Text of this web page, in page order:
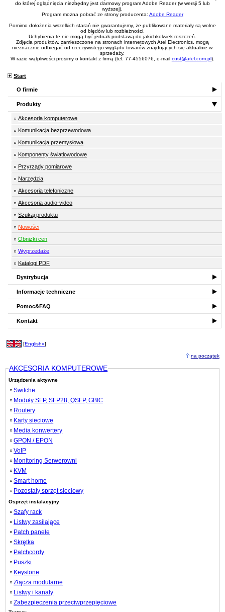
do której oglądnięcia niezbędny jest darmowy program Adobe Reader (w wersji 5 lub
wyższej).
Program można pobrać ze strony producenta: Adobe Reader
Pomimo dołożenia wszelkich starań nie gwarantujemy, że publikowane materiały są wolne
od błędów lub rozbieżności.
Uchybienia te nie mogą być jednak podstawą do jakichkolwiek roszczeń.
Zdjęcia produktów, zamieszczone na stronach internetowych Atel Electronics, mogą
nieznacznie odbiegać od rzeczywistego wyglądu towarów znajdujących się aktualnie w
sprzedaży.
W razie wątpliwości prosimy o kontakt z firmą (tel. 77-4556076, e-mail cust@atel.com.pl).
Start
O firmie
Produkty
Akcesoria komputerowe
Komunikacja bezprzewodowa
Komunikacja przemysłowa
Komponenty światłowodowe
Przyrządy pomiarowe
Narzędzia
Akcesoria telefoniczne
Akcesoria audio-video
Szukaj produktu
Nowości
Obniżki cen
Wyprzedaże
Katalogi PDF
Dystrybucja
Informacje techniczne
Pomoc&FAQ
Kontakt
[English»]
na początek
AKCESORIA KOMPUTEROWE
Urządzenia aktywne
Switche
Moduły SFP, SFP28, QSFP, GBIC
Routery
Karty sieciowe
Media konwertery
GPON / EPON
VoIP
Monitoring Serwerowni
KVM
Smart home
Pozostały sprzęt sieciowy
Osprzęt instalacyjny
Szafy rack
Listwy zasilające
Patch panele
Skrętka
Patchcordy
Puszki
Keystone
Złącza modularne
Listwy i kanały
Zabezpieczenia przeciwprzepięciowe